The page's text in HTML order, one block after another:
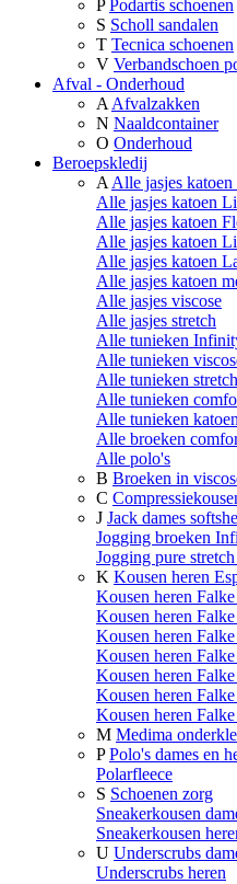
P Podartis schoenen
S Scholl sandalen
T Tecnica schoenen
V Verbandschoen
Afval - Onderhoud
A Afvalzakken
N Naaldcontainer
O Onderhoud
Beroepskledij
A Alle jasjes katoen
Alle jasjes katoen
Alle jasjes katoen
Alle jasjes katoen
Alle jasjes katoen
Alle jasjes katoen
Alle jasjes viscose
Alle jasjes stretch
Alle tunieken
Alle tunieken
Alle tunieken
Alle tunieken
Alle tunieken
Alle broeken
Alle polo's
B Broeken in
C
J Jack dames
Jogging broeken
Jogging pure
K Kousen heren
Kousen heren
Kousen heren
Kousen heren
Kousen heren
Kousen heren
Kousen heren
Kousen heren
M Medima
P Polo's dames en
Polarfleece
S Schoenen zorg
Sneakerkousen
Sneakerkousen
U Underscrubs
Underscrubs heren